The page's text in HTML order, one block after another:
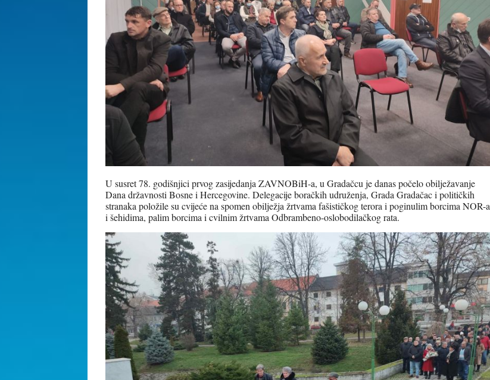
U susret 78. godišnjici prvog zasijedanja ZAVNOBiH-a, u Gradačcu je danas počelo obilježavanje
Dana državnosti Bosne i Hercegovine. Delegacije boračkih udruženja, Grada Gradačac i političkih
stranaka položile su cvijeće na spomen obilježja žrtvama fašističkog terora i poginulim borcima NOR-a
i šehidima, palim borcima i cvilnim žrtvama Odbrambeno-oslobodilačkog rata.